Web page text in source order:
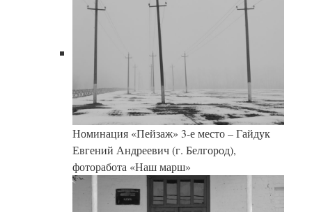
Номинация «Пейзаж» 3-е место – Гайдук
Евгений Андреевич (г. Белгород),
фоторабота «Наш марш»